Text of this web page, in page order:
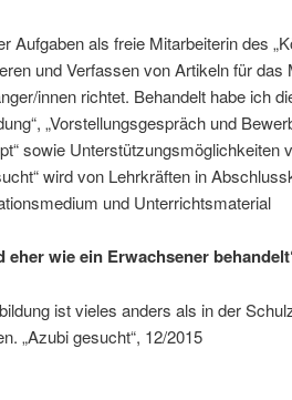
Aufgaben als freie Mitarbeiterin des
und Verfassen von Artikeln für das
innen richtet. Behandelt habe ich
„Vorstellungsgespräch und
sowie Unterstützungsmöglichkeiten
wird von Lehrkräften in
und Unterrichtsmaterial
eher wie ein Erwachsener
ist vieles anders als in der
„Azubi gesucht“, 12/2015